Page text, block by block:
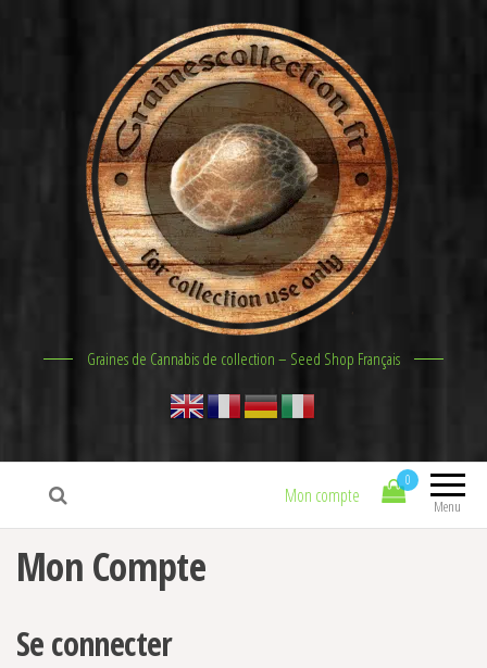
Graines de Cannabis de collection – Seed Shop Français
Menu
0
Mon compte
Mon Compte
Se connecter